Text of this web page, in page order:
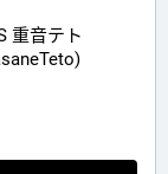
重音テト